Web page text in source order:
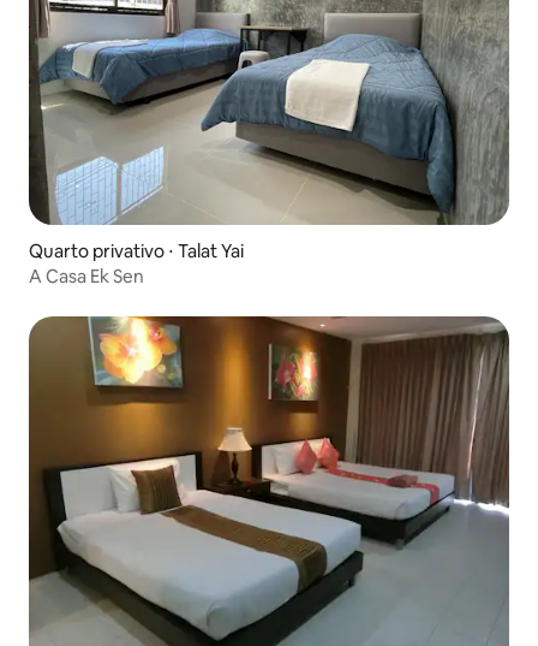
Quarto privativo ⋅ Talat Yai
A Casa Ek Sen